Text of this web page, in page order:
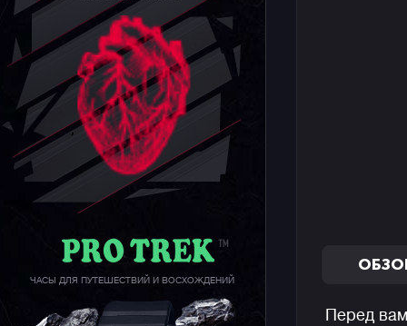
ЧАСЫ ДЛЯ ПУТЕШЕСТВИЙ И ВОСХОЖДЕНИЙ
Перед